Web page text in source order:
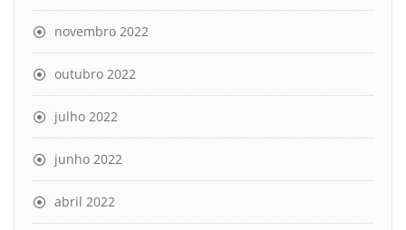
novembro 2022
outubro 2022
julho 2022
junho 2022
abril 2022